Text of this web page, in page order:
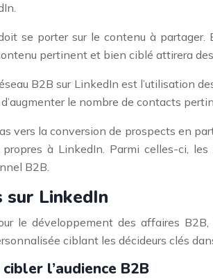
se porter sur le contenu à
pertinent et bien ciblé attirera
B2B sur LinkedIn est l’utilisation
le nombre de contacts
vers la conversion de prospects en
à LinkedIn. Parmi celles-ci,
B2B.
sur LinkedIn
le développement des affaires
ciblant les décideurs clés
l’audience B2B